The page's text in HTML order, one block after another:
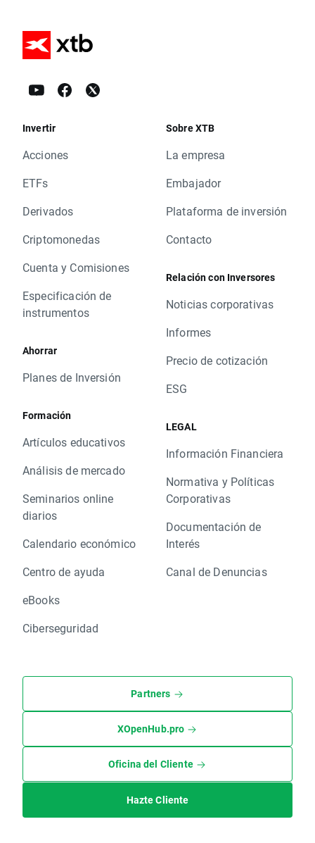
Invertir
Acciones
ETFs
Derivados
Criptomonedas
Cuenta y Comisiones
Especificación de
instrumentos
Ahorrar
Planes de Inversión
Formación
Artículos educativos
Análisis de mercado
Seminarios online
diarios
Calendario económico
Centro de ayuda
eBooks
Ciberseguridad
Sobre XTB
La empresa
Embajador
Plataforma de inversión
Contacto
Relación con Inversores
Noticias corporativas
Informes
Precio de cotización
ESG
LEGAL
Información Financiera
Normativa y Políticas
Corporativas
Documentación de
Interés
Canal de Denuncias
Partners
XOpenHub.pro
Oficina del Cliente
Hazte Cliente